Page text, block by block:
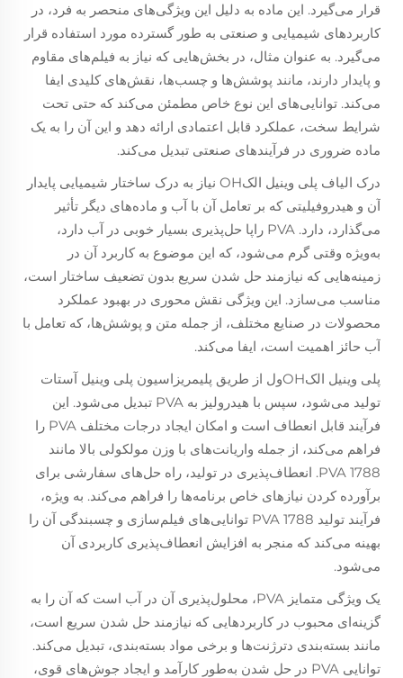
قرار می‌گیرد. این ماده به دلیل این ویژگی‌های منحصر به فرد، در
کاربردهای شیمیایی و صنعتی به طور گسترده مورد استفاده قرار
می‌گیرد. به عنوان مثال، در بخش‌هایی که نیاز به فیلم‌های مقاوم
و پایدار دارند، مانند پوشش‌ها و چسب‌ها، نقش‌های کلیدی ایفا
می‌کند. توانایی‌های این نوع خاص مطمئن می‌کند که حتی تحت
شرایط سخت، عملکرد قابل اعتمادی ارائه دهد و این آن را به یک
ماده ضروری در فرآیندهای صنعتی تبدیل می‌کند.
درک الیاف پلی وینیل الکOH نیاز به درک ساختار شیمیایی پایدار
آن و هیدروفیلیتی که بر تعامل آن با آب و ماده‌های دیگر تأثیر
می‌گذارد، دارد. PVA راپا حل‌پذیری بسیار خوبی در آب دارد،
به‌ویژه وقتی گرم می‌شود، که این موضوع به کاربرد آن در
زمینه‌هایی که نیازمند حل شدن سریع بدون تضعیف ساختار است،
مناسب می‌سازد. این ویژگی نقش محوری در بهبود عملکرد
محصولات در صنایع مختلف، از جمله متن و پوشش‌ها، که تعامل با
آب حائز اهمیت است، ایفا می‌کند.
پلی وینیل الکOHول از طریق پلیمریزاسیون پلی وینیل آستات
تولید می‌شود، سپس با هیدرولیز به PVA تبدیل می‌شود. این
فرآیند قابل انعطاف است و امکان ایجاد درجات مختلف PVA را
فراهم می‌کند، از جمله واریانت‌های با وزن مولکولی بالا مانند
PVA 1788. انعطاف‌پذیری در تولید، راه حل‌های سفارشی برای
برآورده کردن نیازهای خاص برنامه‌ها را فراهم می‌کند. به ویژه،
فرآیند تولید PVA 1788 توانایی‌های فیلم‌سازی و چسبندگی آن را
بهینه می‌کند که منجر به افزایش انعطاف‌پذیری کاربردی آن
می‌شود.
یک ویژگی متمایز PVA، محلول‌پذیری آن در آب است که آن را به
گزینه‌ای محبوب در کاربردهایی که نیازمند حل شدن سریع است،
مانند بسته‌بندی دترژنت‌ها و برخی مواد بسته‌بندی، تبدیل می‌کند.
توانایی PVA در حل شدن به‌طور کارآمد و ایجاد جوش‌های قوی،